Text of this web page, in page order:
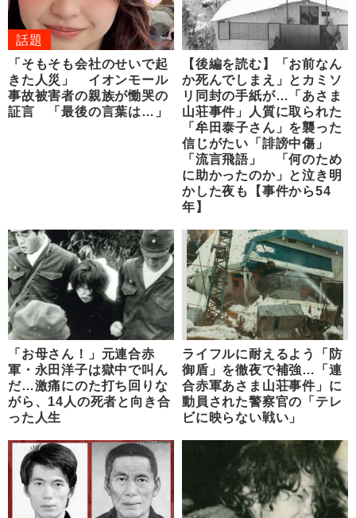
話題
「そもそも会社のせいで起
きた人災」 イオンモール
事故被害者の親族が慟哭の
証言 「最後の言葉は…」
【後編を読む】「お前なん
か死んでしまえ」とカミソ
リ同封の手紙が…「あさま
山荘事件」人質に取られた
「牟田泰子さん」を襲った
信じがたい「誹謗中傷」
「流言飛語」 「何のため
に助かったのか」と泣き明
かした夜も【事件から54
年】
「お母さん！」元連合赤
軍・永田洋子は獄中で叫ん
だ…激痛にのた打ち回りな
がら、14人の死者と向き合
った人生
ライフルに耐えるよう「防
御盾」を徹夜で補強…「連
合赤軍あさま山荘事件」に
動員された警察官の「テレ
ビに映らない戦い」